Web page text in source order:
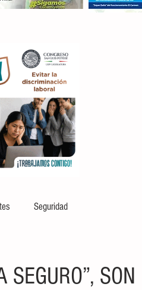
Seguridad
SEGURO”, SON